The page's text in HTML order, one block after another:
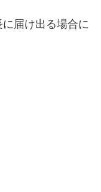
届け出る場合に